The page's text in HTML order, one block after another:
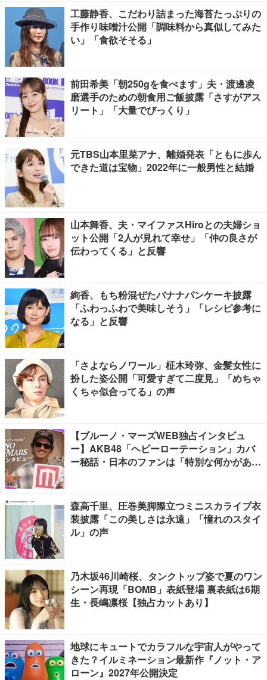
工藤静香、こだわり詰まった海苔たっぷりの
手作り味噌汁公開「調味料から真似してみた
い」「食欲そそる」
前田希美「朝250gを食べます」夫・渡邊凌
磨選手のための朝食用ご飯披露「さすがアス
リート」「大量でびっくり」
元TBS山本里菜アナ、離婚発表「ともに歩ん
できた道は宝物」2022年に一般男性と結婚
山本舞香、夫・マイファスHiroとの夫婦ショ
ット公開「2人が見れて幸せ」「仲の良さが
伝わってくる」と反響
絢香、もち粉混ぜたバナナパンケーキ披露
「ふわっふわで美味しそう」「レシピ参考に
なる」と反響
「さよならノワール」柾木玲弥、金髪女性に
扮した姿公開「可愛すぎて二度見」「めちゃ
くちゃ似合ってる」の声
【ブルーノ・マーズWEB独占インタビュ
ー】AKB48「ヘビーローテーション」カバ
ー秘話・日本のファンは「特別な何かがあ
森高千里、圧巻美脚際立つミニスカライブ衣
装披露「この美しさは永遠」「憧れのスタイ
ル」の声
乃木坂46川崎桜、タンクトップ姿で夏のワン
シーン再現「BOMB」表紙登場 裏表紙は6期
生・長嶋凛桜【独占カットあり】
地球にキュートでカラフルな宇宙人がやって
きた？イルミネーション最新作『ノット・ア
ローン』2027年公開決定